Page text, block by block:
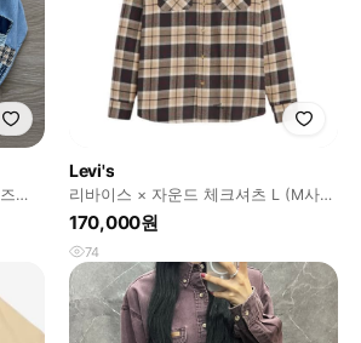
Levi's
리바이스 × 자운드 체크셔츠 L (M사이
즈 교환가능)
170,000원
74